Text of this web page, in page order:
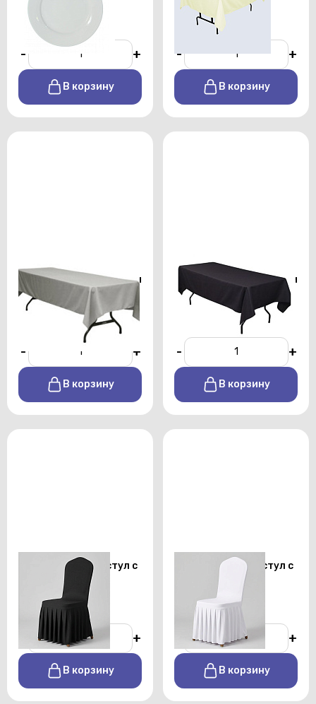
От 25 р./сутки
- +
В корзину
От 450 р./сутки
- +
В корзину
Скатерть
прямоугольная 1,5х2,5 м
серого цвета профи
От 450 р./сутки
- +
В корзину
Скатерть
прямоугольная 1,5х2,5 м
черного цвета профи
От 450 р./сутки
- +
В корзину
Стрейч чехол на стул с
юбкой черный
От 150 р./сутки
+
В корзину
Стрейч чехол на стул с
юбкой белый
От 150 р./сутки
+
В корзину